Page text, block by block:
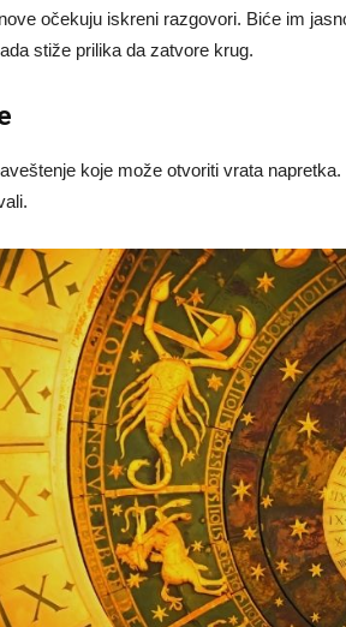
očekuju iskreni razgovori. Biće im
stiže prilika da zatvore krug.
koje može otvoriti vrata